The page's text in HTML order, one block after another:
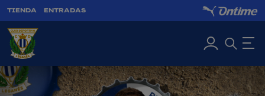
TIENDA ENTRADAS